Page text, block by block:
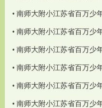
•
•
•
•
•
•